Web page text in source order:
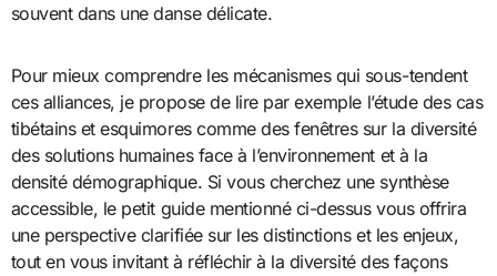
souvent dans une danse délicate.
Pour mieux comprendre les mécanismes qui sous-tendent
ces alliances, je propose de lire par exemple l’étude des cas
tibétains et esquimores comme des fenêtres sur la diversité
des solutions humaines face à l’environnement et à la
densité démographique. Si vous cherchez une synthèse
accessible, le petit guide mentionné ci-dessus vous offrira
une perspective clarifiée sur les distinctions et les enjeux,
tout en vous invitant à réfléchir à la diversité des façons